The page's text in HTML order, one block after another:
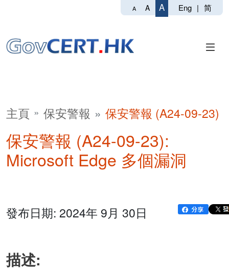
A A A Eng | 简
主頁 保安警報 保安警報 (A24-09-23)
保安警報 (A24-09-23):
Microsoft Edge 多個漏洞
發布日期: 2024年 9月 30日
描述: